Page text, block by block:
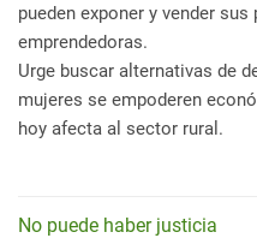
pueden exponer y vender
emprendedoras.
Urge buscar alternativas de
mujeres se empoderen
hoy afecta al sector rural.
No puede haber justicia